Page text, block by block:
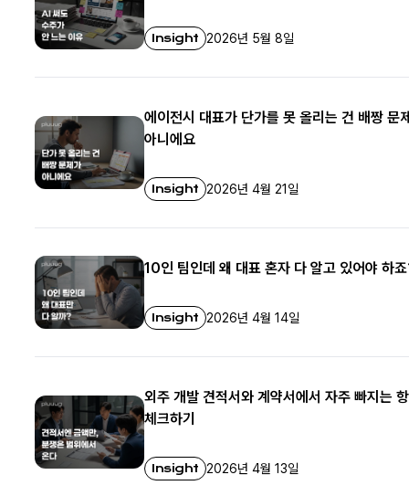
Insight 2026년 5월 8일
에이전시 대표가 단가를 못 올리는 건 배짱 문
아니에요
Insight 2026년 4월 21일
10인 팀인데 왜 대표 혼자 다 알고 있어야 하
Insight 2026년 4월 14일
외주 개발 견적서와 계약서에서 자주 빠지는
체크하기
Insight 2026년 4월 13일